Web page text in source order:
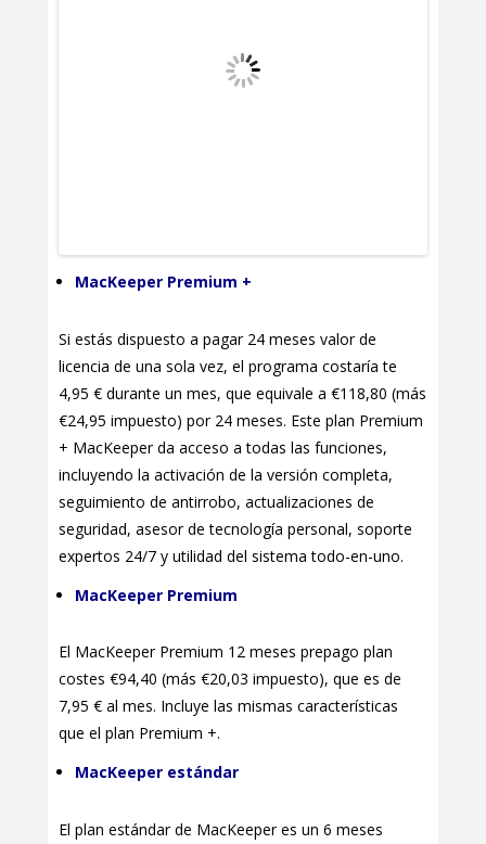
MacKeeper Premium +
Si estás dispuesto a pagar 24 meses valor de
licencia de una sola vez, el programa costaría te
4,95 € durante un mes, que equivale a €118,80 (más
€24,95 impuesto) por 24 meses. Este plan Premium
+ MacKeeper da acceso a todas las funciones,
incluyendo la activación de la versión completa,
seguimiento de antirrobo, actualizaciones de
seguridad, asesor de tecnología personal, soporte
expertos 24/7 y utilidad del sistema todo-en-uno.
MacKeeper Premium
El MacKeeper Premium 12 meses prepago plan
costes €94,40 (más €20,03 impuesto), que es de
7,95 € al mes. Incluye las mismas características
que el plan Premium +.
MacKeeper estándar
El plan estándar de MacKeeper es un 6 meses